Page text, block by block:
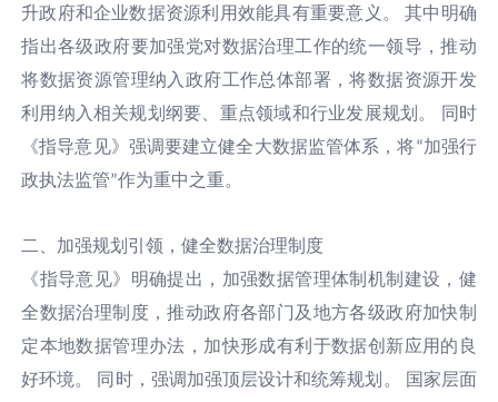
升政府和企业数据资源利用效能具有重要意义。
其中明确
指出各级政府要加强党对数据治理工作的统一领导，推动
将数据资源管理纳入政府工作总体部署，将数据资源开发
利用纳入相关规划纲要、重点领域和行业发展规划。
同时
《指导意见》强调要建立健全大数据监管体系，将“加强行
政执法监管”作为重中之重。
二、加强规划引领，健全数据治理制度
《指导意见》明确提出，加强数据管理体制机制建设，健
全数据治理制度，推动政府各部门及地方各级政府加快制
定本地数据管理办法，加快形成有利于数据创新应用的良
好环境。
同时，强调加强顶层设计和统筹规划。
国家层面